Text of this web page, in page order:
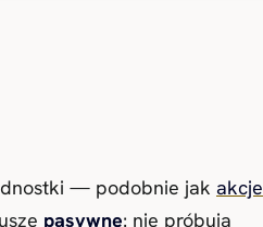
— podobnie jak akcje
pasywne: nie próbują